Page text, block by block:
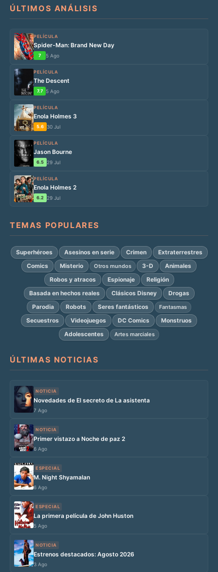
ÚLTIMOS ANÁLISIS
PELÍCULA
Spider-Man: Brand New Day
7 5 Ago
PELÍCULA
The Descent
7.7 5 Ago
PELÍCULA
Enola Holmes 3
5.6 30 Jul
PELÍCULA
Jason Bourne
6.5 29 Jul
PELÍCULA
Enola Holmes 2
6.2 29 Jul
TEMAS POPULARES
Superhéroes Asesinos en serie Crimen
Extraterrestres
Comics
Misterio Otros mundos 3-D
Animales
Robos y atracos
Espionaje
Religión
Basada en hechos reales
Clásicos Disney
Drogas
Parodia
Robots Seres fantásticos Fantasmas
Secuestros Videojuegos DC Comics
Monstruos
Adolescentes
Artes marciales
ÚLTIMAS NOTICIAS
NOTICIA
Novedades de El secreto de La asistenta
7 Ago
NOTICIA
Primer vistazo a Noche de paz 2
6 Ago
ESPECIAL
M. Night Shyamalan
6 Ago
ESPECIAL
La primera película de John Huston
5 Ago
NOTICIA
Estrenos destacados: Agosto 2026
3 Ago